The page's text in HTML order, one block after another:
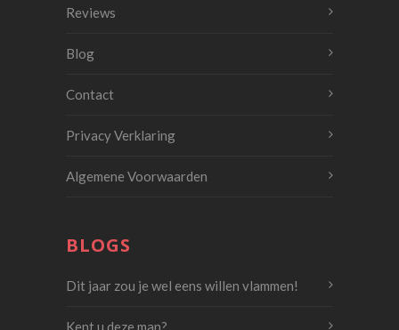
Reviews
Blog
Contact
Privacy Verklaring
Algemene Voorwaarden
BLOGS
Dit jaar zou je wel eens willen vlammen!
Kent u deze man?